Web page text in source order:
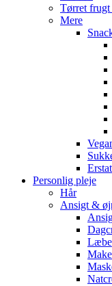
Tørret
Mere
Personlig pleje
Hår
Ansigt &